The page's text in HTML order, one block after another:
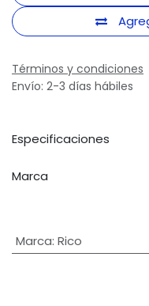
Términos y condiciones
Envío: 2-3 días hábiles
Especificaciones
Marca
Marca: Rico